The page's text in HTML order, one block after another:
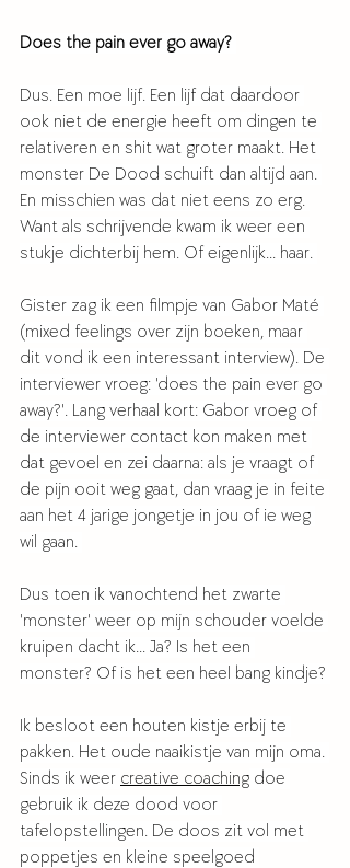
Does the pain ever go away?
Dus. Een moe lijf. Een lijf dat daardoor
ook niet de energie heeft om dingen te
relativeren en shit wat groter maakt. Het
monster De Dood schuift dan altijd aan.
En misschien was dat niet eens zo erg.
Want als schrijvende kwam ik weer een
stukje dichterbij hem. Of eigenlijk... haar.
Gister zag ik een filmpje van Gabor Maté
(mixed feelings over zijn boeken, maar
dit vond ik een interessant interview). De
interviewer vroeg: 'does the pain ever go
away?'. Lang verhaal kort: Gabor vroeg of
de interviewer contact kon maken met
dat gevoel en zei daarna: als je vraagt of
de pijn ooit weg gaat, dan vraag je in feite
aan het 4 jarige jongetje in jou of ie weg
wil gaan.
Dus toen ik vanochtend het zwarte
'monster' weer op mijn schouder voelde
kruipen dacht ik... Ja? Is het een
monster? Of is het een heel bang kindje?
Ik besloot een houten kistje erbij te
pakken. Het oude naaikistje van mijn oma.
Sinds ik weer creative coaching doe
gebruik ik deze dood voor
tafelopstellingen. De doos zit vol met
poppetjes en kleine speelgoed